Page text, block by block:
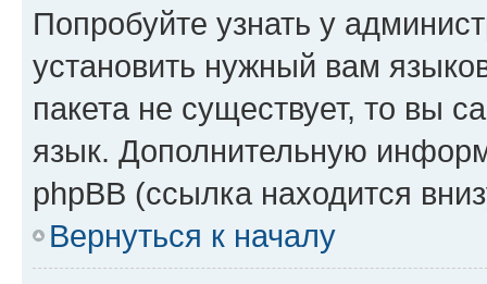
Попробуйте узнать у
установить нужный вам
пакета не существует, то вы
язык. Дополнительную
phpBB (ссылка находится
Вернуться к началу